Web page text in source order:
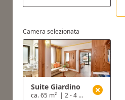
Camera selezionata
Suite Giardino
ca. 65 m² | 2 - 4 Persone